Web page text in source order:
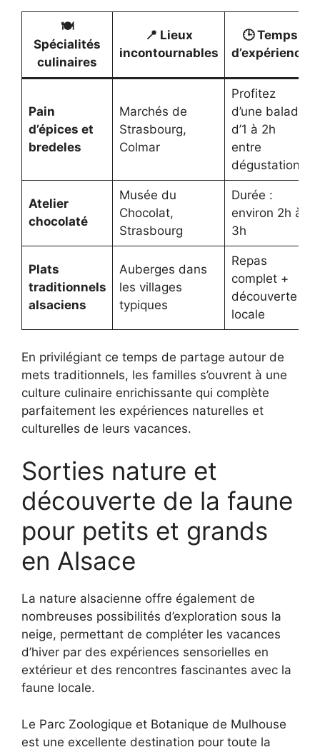
🍽️
Spécialités
culinaires
📍 Lieux
incontournables
🕒 Temps
d’expérience
Pain
d’épices et
bredeles
Marchés de
Strasbourg,
Colmar
Profitez
d’une balade
d’1 à 2h
entre
dégustations
Atelier
chocolaté
Musée du
Chocolat,
Strasbourg
Durée :
environ 2h à
3h
Plats
traditionnels
alsaciens
Auberges dans
les villages
typiques
Repas
complet +
découverte
locale
En privilégiant ce temps de partage autour de
mets traditionnels, les familles s’ouvrent à une
culture culinaire enrichissante qui complète
parfaitement les expériences naturelles et
culturelles de leurs vacances.
Sorties nature et
découverte de la faune
pour petits et grands
en Alsace
La nature alsacienne offre également de
nombreuses possibilités d’exploration sous la
neige, permettant de compléter les vacances
d’hiver par des expériences sensorielles en
extérieur et des rencontres fascinantes avec la
faune locale.
Le Parc Zoologique et Botanique de Mulhouse
est une excellente destination pour toute la